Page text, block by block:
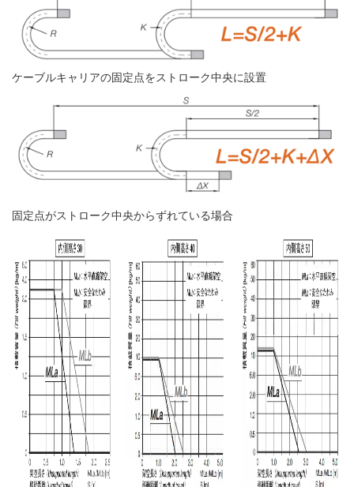
ケーブルキャリアの固定点をストローク中央に設置
固定点がストローク中央からずれている場合